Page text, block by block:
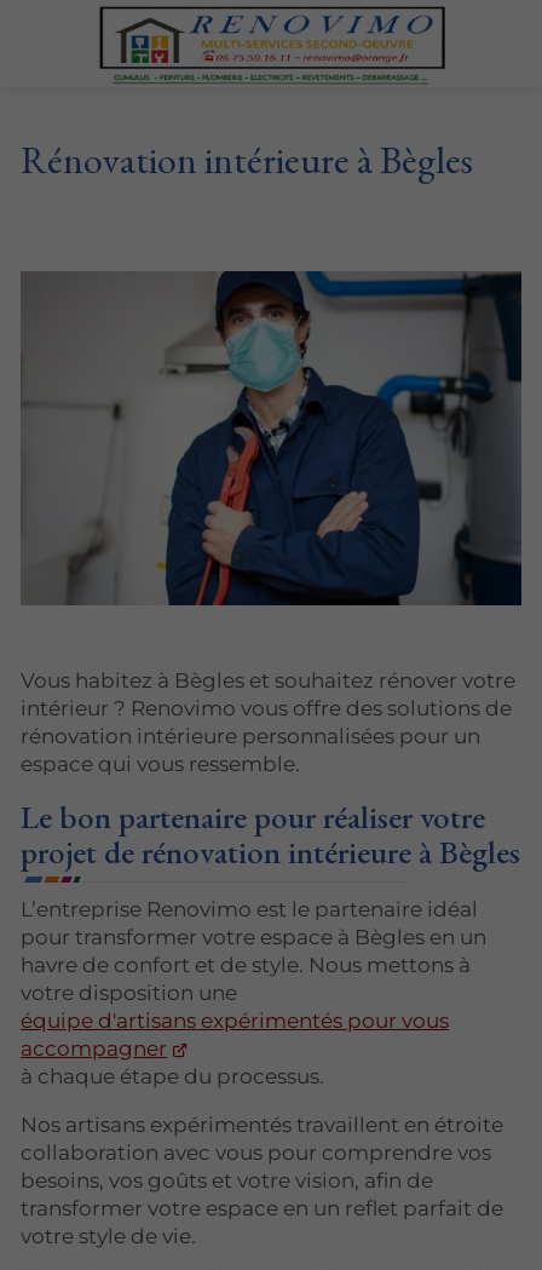
Rénovation intérieure à Bègles
Vous habitez à Bègles et souhaitez rénover votre
intérieur ? Renovimo vous offre des solutions de
rénovation intérieure personnalisées pour un
espace qui vous ressemble.
Le bon partenaire pour réaliser votre
projet de rénovation intérieure à Bègles
L’entreprise Renovimo est le partenaire idéal
pour transformer votre espace à Bègles en un
havre de confort et de style. Nous mettons à
votre disposition une
équipe d'artisans expérimentés pour vous
accompagner
à chaque étape du processus.
Nos artisans expérimentés travaillent en étroite
collaboration avec vous pour comprendre vos
besoins, vos goûts et votre vision, afin de
transformer votre espace en un reflet parfait de
votre style de vie.